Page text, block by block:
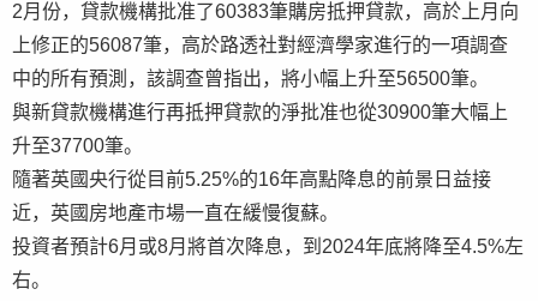
2月份，貸款機構批准了60383筆購房抵押貸款，高於上月向
上修正的56087筆，高於路透社對經濟學家進行的一項調查
中的所有預測，該調查曾指出，將小幅上升至56500筆。
與新貸款機構進行再抵押貸款的淨批准也從30900筆大幅上
升至37700筆。
隨著英國央行從目前5.25%的16年高點降息的前景日益接
近，英國房地產市場一直在緩慢復蘇。
投資者預計6月或8月將首次降息，到2024年底將降至4.5%左
右。